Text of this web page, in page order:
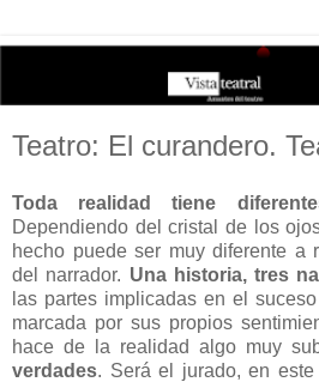
Teatro: El curandero.
Toda realidad tiene
Dependiendo del cristal de los
hecho puede ser muy diferente a
del narrador. Una historia, tres
las partes implicadas en el
marcada por sus propios
hace de la realidad algo muy
verdades. Será el jurado, en